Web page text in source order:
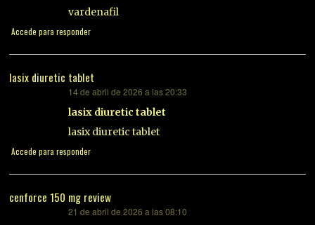
vardenafil
Accede para responder
lasix diuretic tablet
14 de abril de 2026 a las 20:33
lasix diuretic tablet
lasix diuretic tablet
Accede para responder
cenforce 150 mg review
21 de abril de 2026 a las 08:10